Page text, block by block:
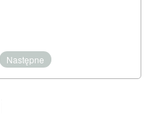
Następne